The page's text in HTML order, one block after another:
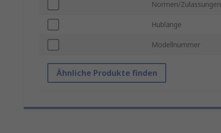
Normen/Zulassungen
Hublänge
Modellnummer
Ähnliche Produkte finden